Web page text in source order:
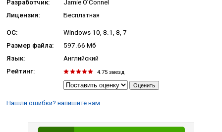
Разработчик:
Jamie O’Connel
Лицензия:
Бесплатная
ОС:
Windows 10, 8.1, 8, 7
Размер файла:
597.66 Мб
Язык:
Английский
Рейтинг:
4.75 звезд
Нашли ошибки? напишите нам